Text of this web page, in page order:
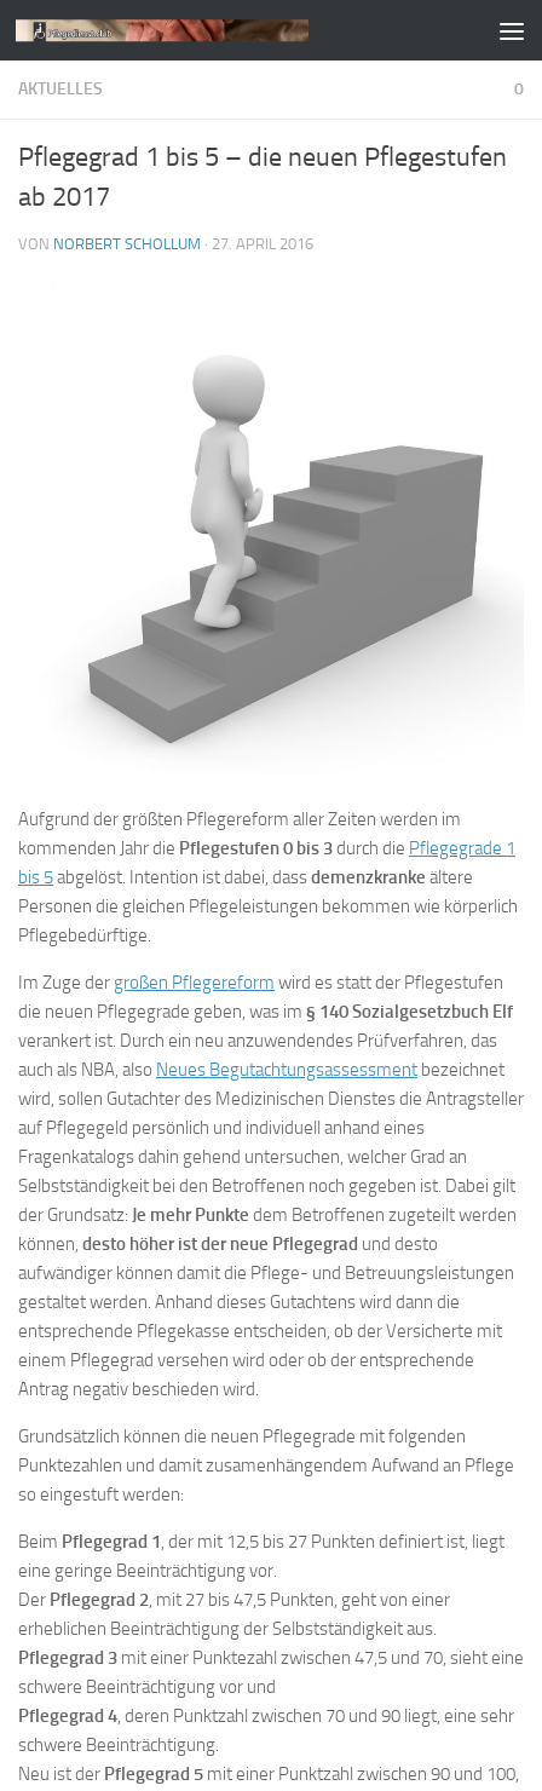
Zum Inhalt springen
AKTUELLES 0
Pflegegrad 1 bis 5 – die neuen Pflegestufen
ab 2017
VON NORBERT SCHOLLUM · 27. APRIL 2016
Aufgrund der größten Pflegereform aller Zeiten werden im
kommenden Jahr die Pflegestufen 0 bis 3durch die Pflegegrade 1
bis 5abgelöst. Intention ist dabei, dassdemenzkranke ältere
Personen die gleichen Pflegeleistungen bekommen wie körperlich
Pflegebedürftige.
Im Zuge der großen Pflegereform wird es statt der Pflegestufen
die neuen Pflegegrade geben, was im § 140 Sozialgesetzbuch Elf
verankert ist. Durch ein neu anzuwendendes Prüfverfahren, das
auch als NBA, also Neues Begutachtungsassessment bezeichnet
wird, sollen Gutachter des Medizinischen Dienstes die Antragsteller
auf Pflegegeld persönlich und individuell anhand eines
Fragenkatalogs dahin gehend untersuchen, welcher Grad an
Selbstständigkeit bei den Betroffenen noch gegeben ist. Dabei gilt
der Grundsatz: Je mehr Punkte dem Betroffenen zugeteilt werden
können, desto höher ist der neue Pflegegrad und desto
aufwändiger können damit die Pflege- und Betreuungsleistungen
gestaltet werden. Anhand dieses Gutachtens wird dann die
entsprechende Pflegekasse entscheiden, ob der Versicherte mit
einem Pflegegrad versehen wird oder ob der entsprechende
Antrag negativ beschieden wird.
Grundsätzlich können die neuen Pflegegrade mit folgenden
Punktezahlen und damit zusamenhängendem Aufwand an Pflege
so eingestuft werden:
Beim Pflegegrad 1, der mit 12,5 bis 27 Punkten definiert ist, liegt
eine geringe Beeinträchtigung vor.
Der Pflegegrad 2, mit 27 bis 47,5 Punkten, geht von einer
erheblichen Beeinträchtigung der Selbstständigkeit aus.
Pflegegrad 3 mit einer Punktezahl zwischen 47,5 und 70, sieht eine
schwere Beeinträchtigung vor und
Pflegegrad 4, deren Punktzahl zwischen 70 und 90 liegt, eine sehr
schwere Beeinträchtigung.
Neu ist der Pflegegrad 5 mit einer Punktzahl zwischen 90 und 100,